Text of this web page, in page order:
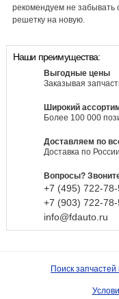
рекомендуем не
решетку на новую.
Наши преимущества:
Выгодные цены
Заказывая
Широкий
Более 100 000
Доставляем по
Доставка по
Вопросы?
+7 (495) 722-78-
+7 (903) 722-78-
info@fdauto.ru
Поиск